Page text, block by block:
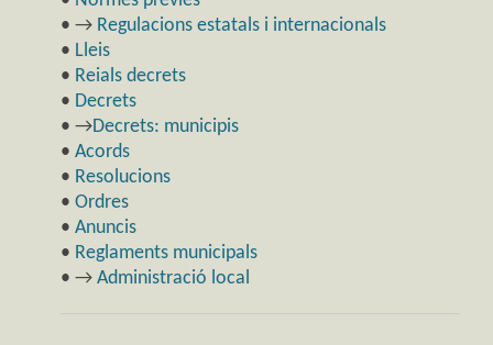
• → Regulacions estatals i internacionals
• Lleis
• Reials decrets
• Decrets
• →Decrets: municipis
• Acords
• Resolucions
• Ordres
• Anuncis
• Reglaments municipals
• → Administració local